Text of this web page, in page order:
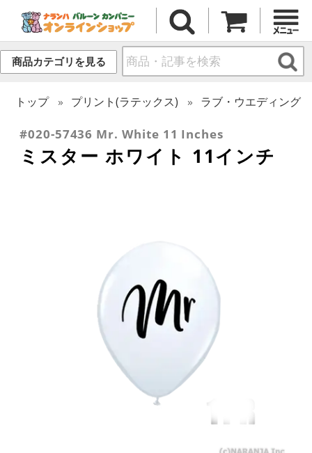
商品カテゴリを見る
トップ プリント(ラテックス) ラブ・ウエディング
#020-57436 Mr. White 11 Inches
ミスター ホワイト 11インチ